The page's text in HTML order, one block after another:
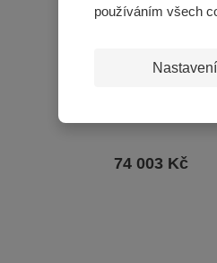
používáním všech
Nastavení
74 003 Kč